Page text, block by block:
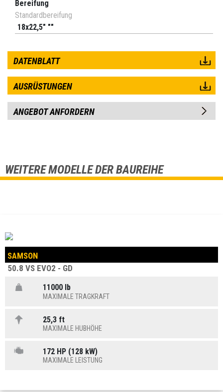
Bereifung
Standardbereifung
18x22,5" ""
DATENBLATT
AUSRÜSTUNGEN
ANGEBOT ANFORDERN
WEITERE MODELLE DER BAUREIHE
SAMSON
50.8 VS EVO2 - GD
11000 lb
MAXIMALE TRAGKRAFT
25,3 ft
MAXIMALE HUBHÖHE
172 HP (128 kW)
MAXIMALE LEISTUNG